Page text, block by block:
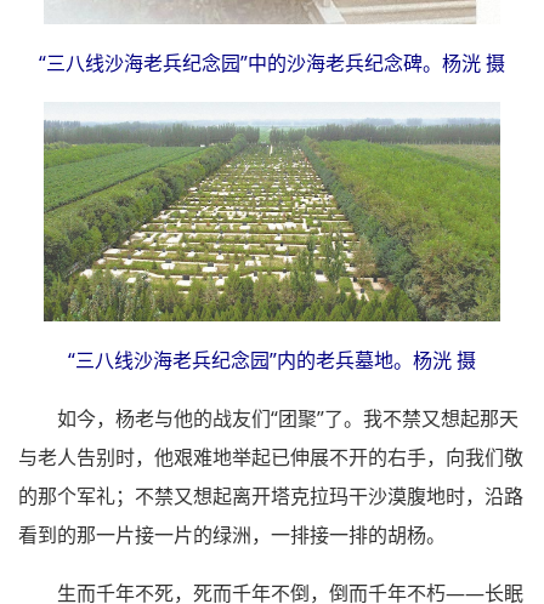
“三八线沙海老兵纪念园”中的沙海老兵纪念碑。杨洸 摄
“三八线沙海老兵纪念园”内的老兵墓地。杨洸 摄
如今，杨老与他的战友们“团聚”了。我不禁又想起那天
与老人告别时，他艰难地举起已伸展不开的右手，向我们敬
的那个军礼；不禁又想起离开塔克拉玛干沙漠腹地时，沿路
看到的那一片接一片的绿洲，一排接一排的胡杨。
生而千年不死，死而千年不倒，倒而千年不朽——长眠